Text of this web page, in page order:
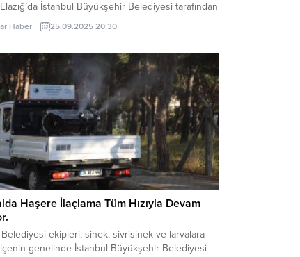
İstanbul Büyükşehir Belediyesi tarafından
Gazi Meslek Teknik Anadolu Lisesi’nin açılışına
Açılış töreninde coşkulu bir kalabalığa hitap eden
Özel konuşmasına, “Çok değerli Elazığlılar,
Dağı’nın eteklerindeki yiğit insanlar. Bugün
bir...
Haber 25.09.2025 20:30
Haşere İlaçlama Tüm Hızıyla Devam
Belediyesi ekipleri, sinek, sivrisinek ve larvalara
genelinde İstanbul Büyükşehir Belediyesi